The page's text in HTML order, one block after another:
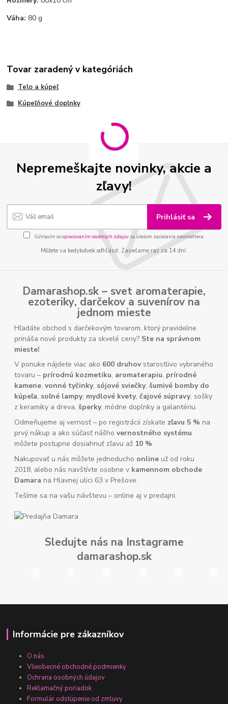
Váha: 80 g
Tovar zaradený v kategóriách
Telo a kúpeľ
Kúpeľňové doplnky
Nepremeškajte novinky, akcie a
zľavy!
Prihlásiť sa
Súhlasím sospracovaním osobných údajov za účelom zasielania newslettera.
Môžete sa kedykoľvek odhlásiť. Zasielame raz za 14 dní.
Damarashop.sk – svet aromaterapie,
ezoteriky, darčekov a suvenírov na
jednom mieste
Hľadáte obchod s darčekovým tovarom, ktorý pravidelne
prináša nové produkty za skvelé ceny? Ste na správnom
mieste!
V ponuke nájdete viac ako 600 druhovstarostlivo vybraného
tovaru – prírodnú kozmetiku, aromaterapiu, prírodné
kamene,vonné tyčinky, sójové sviečky,šumivé bomby do
kúpeľa, soľné lampy, mydlové kvety,čajové súpravy, sošky
z keramiky a dreva,šperky, módne doplnky a galantériu.
Odmeňujeme aj vernosť – po registrácii získate zľavu 5 % na
prvý nákup a ako súčasť nášhovernostného systému
môžete postupne dosiahnuť zľavu až 10 %.
Nakupovať u nás môžete jednoducho online už od roku
2018, alebo nás navštívte osobne v kamennom obchode
Damara na Hlavnej ulici 63 v Prešove.
Tešíme sa na vašu návštevu – online aj v predajni.
Sledujte nás na Instagrame
damarashop.sk
Informácie pre zákazníkov
O nás
Všeobecné obchodné podmienky
Ochrana osobných údajov
Reklamačný poriadok
Formulár odstúpenie od zmluvy